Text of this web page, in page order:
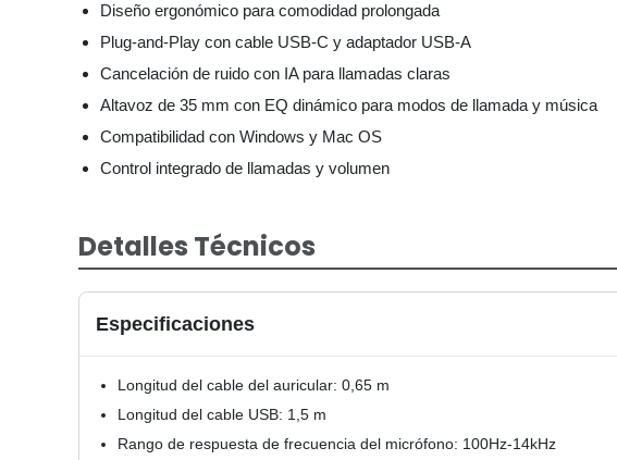
Diseño ergonómico para comodidad prolongada
Plug-and-Play con cable USB-C y adaptador USB-A
Cancelación de ruido con IA para llamadas claras
Altavoz de 35 mm con EQ dinámico para modos de llamada y música
Compatibilidad con Windows y Mac OS
Control integrado de llamadas y volumen
Detalles Técnicos
Especificaciones
Longitud del cable del auricular: 0,65 m
Longitud del cable USB: 1,5 m
Rango de respuesta de frecuencia del micrófono: 100Hz-14kHz